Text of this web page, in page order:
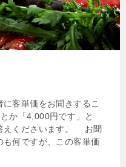
客単価をお聞きするこ
か「4,000円です」と
えくださいます。 お聞
何ですが、この客単価